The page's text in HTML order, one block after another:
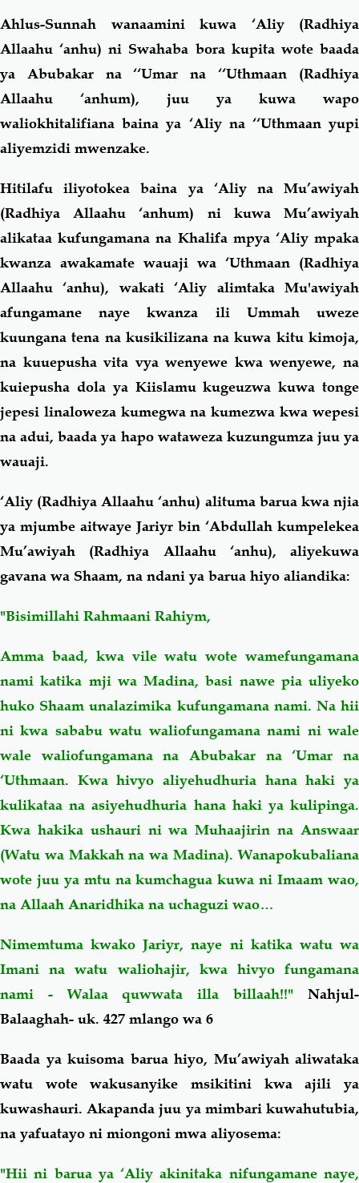
Ahlus-Sunnah wanaamini kuwa ‘Aliy (Radhiya
Allaahu ‘anhu) ni Swahaba bora kupita wote baada
ya Abubakar na ‘‘Umar na ‘‘Uthmaan (Radhiya
Allaahu ‘anhum), juu ya kuwa wapo
waliokhitalifiana baina ya ‘Aliy na ‘‘Uthmaan yupi
aliyemzidi mwenzake.
Hitilafu iliyotokea baina ya ‘Aliy na Mu’awiyah
(Radhiya Allaahu ‘anhum) ni kuwa Mu’awiyah
alikataa kufungamana na Khalifa mpya ‘Aliy mpaka
kwanza awakamate wauaji wa ‘Uthmaan (Radhiya
Allaahu ‘anhu), wakati ‘Aliy alimtaka Mu'awiyah
afungamane naye kwanza ili Ummah uweze
kuungana tena na kusikilizana na kuwa kitu kimoja,
na kuuepusha vita vya wenyewe kwa wenyewe, na
kuiepusha dola ya Kiislamu kugeuzwa kuwa tonge
jepesi linaloweza kumegwa na kumezwa kwa wepesi
na adui, baada ya hapo wataweza kuzungumza juu ya
wauaji.
‘Aliy (Radhiya Allaahu ‘anhu) alituma barua kwa njia
ya mjumbe aitwaye Jariyr bin ‘Abdullah kumpelekea
Mu’awiyah (Radhiya Allaahu ‘anhu), aliyekuwa
gavana wa Shaam, na ndani ya barua hiyo aliandika:
"Bisimillahi Rahmaani Rahiym,
Amma baad, kwa vile watu wote wamefungamana
nami katika mji wa Madina, basi nawe pia uliyeko
huko Shaam unalazimika kufungamana nami. Na hii
ni kwa sababu watu waliofungamana nami ni wale
wale waliofungamana na Abubakar na ‘Umar na
‘Uthmaan. Kwa hivyo aliyehudhuria hana haki ya
kulikataa na asiyehudhuria hana haki ya kulipinga.
Kwa hakika ushaurini wa Muhaajirin na Answaar
(Watu wa Makkah na wa Madina). Wanapokubaliana
wote juu ya mtu na kumchagua kuwa ni Imaam wao,
na Allaah Anaridhika na uchaguzi wao…
Nimemtuma kwako Jariyr, naye ni katika watu wa
Imani na watu waliohajir, kwa hivyo fungamana
nami - Walaa quwwata illa billaah!!" Nahjul-
Balaaghah- uk. 427 mlango wa 6
Baada ya kuisoma barua hiyo, Mu’awiyah aliwataka
watu wote wakusanyike msikitini kwa ajili ya
kuwashauri. Akapanda juu ya mimbari kuwahutubia,
na yafuatayo ni miongoni mwa aliyosema:
"Hii ni barua ya ‘Aliy akinitaka nifungamane naye,